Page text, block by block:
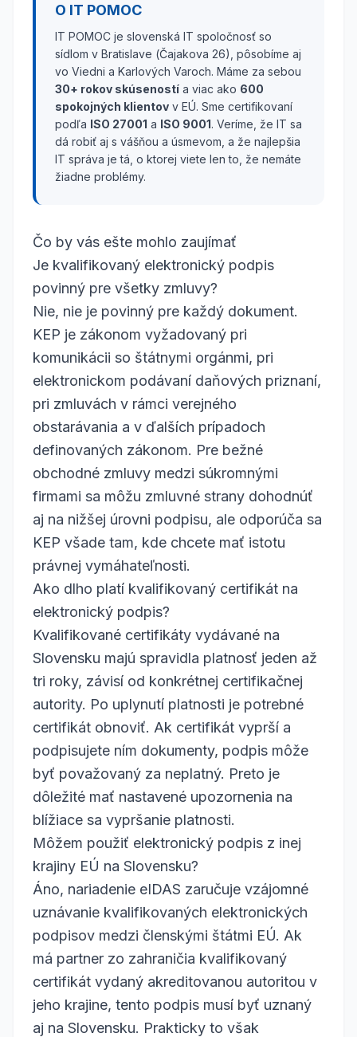
O IT POMOC
IT POMOC je slovenská IT spoločnosť so
sídlom v Bratislave (Čajakova 26), pôsobíme aj
vo Viedni a Karlových Varoch. Máme za sebou
30+ rokov skúseností a viac ako 600
spokojných klientov v EÚ. Sme certifikovaní
podľa ISO 27001 a ISO 9001. Veríme, že IT sa
dá robiť aj s vášňou a úsmevom, a že najlepšia
IT správa je tá, o ktorej viete len to, že nemáte
žiadne problémy.
Čo by vás ešte mohlo zaujímať
Je kvalifikovaný elektronický podpis
povinný pre všetky zmluvy?
Nie, nie je povinný pre každý dokument.
KEP je zákonom vyžadovaný pri
komunikácii so štátnymi orgánmi, pri
elektronickom podávaní daňových priznaní,
pri zmluvách v rámci verejného
obstarávania a v ďalších prípadoch
definovaných zákonom. Pre bežné
obchodné zmluvy medzi súkromnými
firmami sa môžu zmluvné strany dohodnúť
aj na nižšej úrovni podpisu, ale odporúča sa
KEP všade tam, kde chcete mať istotu
právnej vymáhateľnosti.
Ako dlho platí kvalifikovaný certifikát na
elektronický podpis?
Kvalifikované certifikáty vydávané na
Slovensku majú spravidla platnosť jeden až
tri roky, závisí od konkrétnej certifikačnej
autority. Po uplynutí platnosti je potrebné
certifikát obnoviť. Ak certifikát vyprší a
podpisujete ním dokumenty, podpis môže
byť považovaný za neplatný. Preto je
dôležité mať nastavené upozornenia na
blížiace sa vypršanie platnosti.
Môžem použiť elektronický podpis z inej
krajiny EÚ na Slovensku?
Áno, nariadenie eIDAS zaručuje vzájomné
uznávanie kvalifikovaných elektronických
podpisov medzi členskými štátmi EÚ. Ak
má partner zo zahraničia kvalifikovaný
certifikát vydaný akreditovanou autoritou v
jeho krajine, tento podpis musí byť uznaný
aj na Slovensku. Prakticky to však